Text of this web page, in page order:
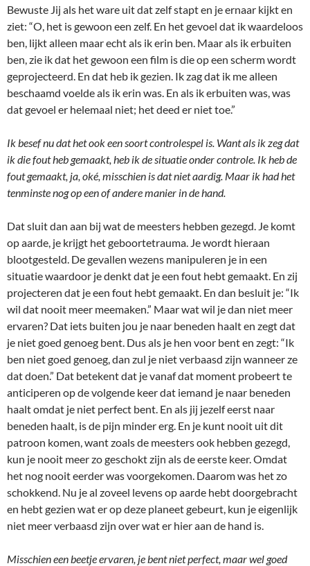
Bewuste Jij als het ware uit dat zelf stapt en je ernaar kijkt en
ziet: “O, het is gewoon een zelf. En het gevoel dat ik waardeloos
ben, lijkt alleen maar echt als ik erin ben. Maar als ik erbuiten
ben, zie ik dat het gewoon een film is die op een scherm wordt
geprojecteerd. En dat heb ik gezien. Ik zag dat ik me alleen
beschaamd voelde als ik erin was. En als ik erbuiten was, was
dat gevoel er helemaal niet; het deed er niet toe.”
Ik besef nu dat het ook een soort controlespel is. Want als ik zeg dat
ik die fout heb gemaakt, heb ik de situatie onder controle. Ik heb de
fout gemaakt, ja, oké, misschien is dat niet aardig. Maar ik had het
tenminste nog op een of andere manier in de hand.
Dat sluit dan aan bij wat de meesters hebben gezegd. Je komt
op aarde, je krijgt het geboortetrauma. Je wordt hieraan
blootgesteld. De gevallen wezens manipuleren je in een
situatie waardoor je denkt dat je een fout hebt gemaakt. En zij
projecteren dat je een fout hebt gemaakt. En dan besluit je: “Ik
wil dat nooit meer meemaken.” Maar wat wil je dan niet meer
ervaren? Dat iets buiten jou je naar beneden haalt en zegt dat
je niet goed genoeg bent. Dus als je hen voor bent en zegt: “Ik
ben niet goed genoeg, dan zul je niet verbaasd zijn wanneer ze
dat doen.” Dat betekent dat je vanaf dat moment probeert te
anticiperen op de volgende keer dat iemand je naar beneden
haalt omdat je niet perfect bent. En als jij jezelf eerst naar
beneden haalt, is de pijn minder erg. En je kunt nooit uit dit
patroon komen, want zoals de meesters ook hebben gezegd,
kun je nooit meer zo geschokt zijn als de eerste keer. Omdat
het nog nooit eerder was voorgekomen. Daarom was het zo
schokkend. Nu je al zoveel levens op aarde hebt doorgebracht
en hebt gezien wat er op deze planeet gebeurt, kun je eigenlijk
niet meer verbaasd zijn over wat er hier aan de hand is.
Misschien een beetje ervaren, je bent niet perfect, maar wel goed